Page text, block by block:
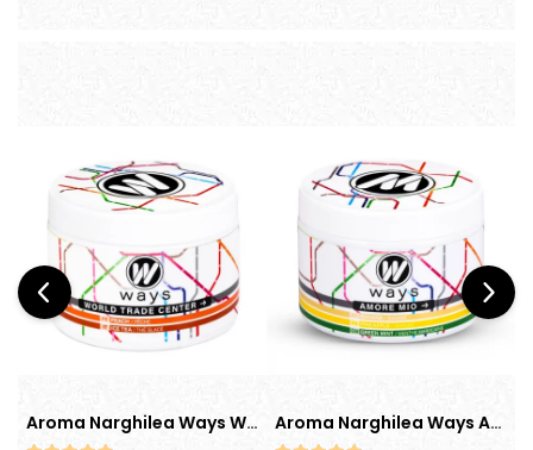
Aroma Narghilea Ways World Trade Center - Piersica cu Ice Tea, 200gr Aroma Narghilea Ways Amore - Banana, Ananas si Menta, 200gr